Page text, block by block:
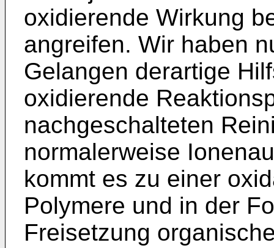
oxidierende Wirkung
angreifen. Wir haben
Gelangen derartige
oxidierende
nachgeschalteten
normalerweise
kommt es zu einer
Polymere und in der
Freisetzung